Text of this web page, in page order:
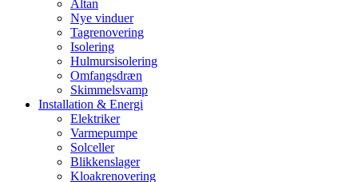
Altan
Nye vinduer
Tagrenovering
Isolering
Hulmursisolering
Omfangsdræn
Skimmelsvamp
Installation & Energi
Elektriker
Varmepumpe
Solceller
Blikkenslager
Kloakrenovering